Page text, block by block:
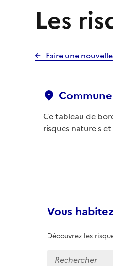
Les
Faire une
Ce tableau de
risques naturels
Vous
Découvrez les
Veuillez